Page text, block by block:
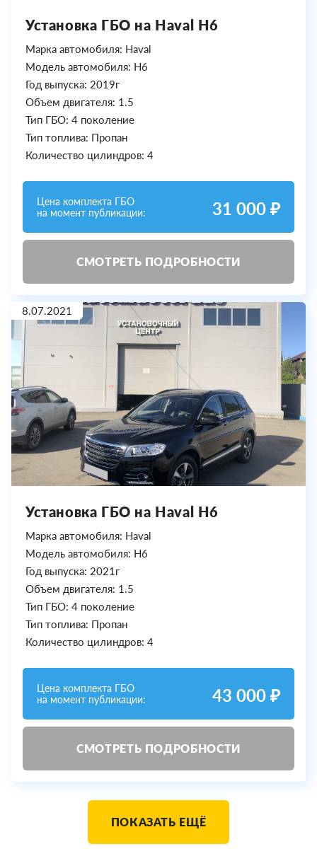
Установка ГБО на Haval H6
Марка автомобиля: Haval
Модель автомобиля: H6
Год выпуска: 2019г
Объем двигателя: 1.5
Тип ГБО: 4 поколение
Тип топлива: Пропан
Количество цилиндров: 4
Цена комплекта ГБО
на момент публикации:
31 000 ₽
СМОТРЕТЬ ПОДРОБНОСТИ
8.07.2021
Установка ГБО на Haval H6
Марка автомобиля: Haval
Модель автомобиля: H6
Год выпуска: 2021г
Объем двигателя: 1.5
Тип ГБО: 4 поколение
Тип топлива: Пропан
Количество цилиндров: 4
Цена комплекта ГБО
на момент публикации:
43 000 ₽
СМОТРЕТЬ ПОДРОБНОСТИ
ПОКАЗАТЬ ЕЩЁ